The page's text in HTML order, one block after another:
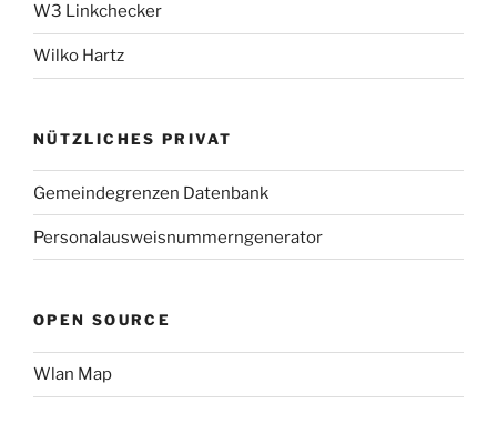
W3 Linkchecker
Wilko Hartz
NÜTZLICHES PRIVAT
Gemeindegrenzen Datenbank
Personalausweisnummerngenerator
OPEN SOURCE
Wlan Map